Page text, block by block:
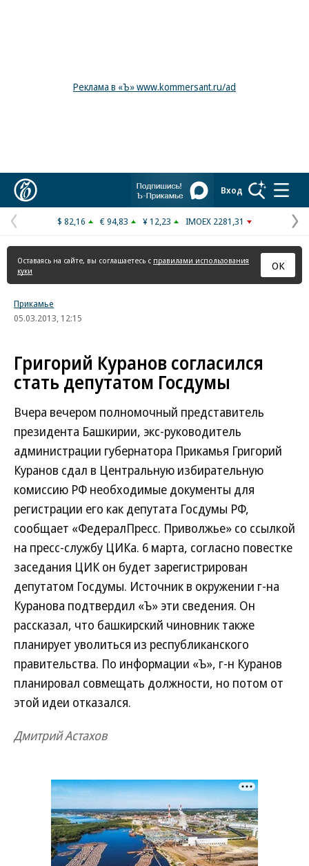
Реклама в «Ъ» www.kommersant.ru/ad
Вход
Предыдущая
страница
$ 82,16 € 94,83 ¥ 12,23 IMOEX 2281,31
Оставаясь на сайте, вы соглашаетесь с правилами использования
куки
ОК
Прикамье
05.03.2013, 12:15
Григорий Куранов согласился
стать депутатом Госдумы
Вчера вечером полномочный представитель
президента Башкирии, экс-руководитель
администрации губернатора Прикамья Григорий
Куранов сдал в Центральную избирательную
комиссию РФ необходимые документы для
регистрации его как депутата Госдумы РФ,
сообщает «ФедералПресс. Приволжье» со ссылкой
на пресс-службу ЦИКа. 6 марта, согласно повестке
заседания ЦИК он будет зарегистрирован
депутатом Госдумы. Источник в окружении г-на
Куранова подтвердил «Ъ» эти сведения. Он
рассказал, что башкирский чиновник также
планирует уволиться из республиканского
правительства. По информации «Ъ», г-н Куранов
планировал совмещать должности, но потом от
этой идеи отказался.
Дмитрий Астахов